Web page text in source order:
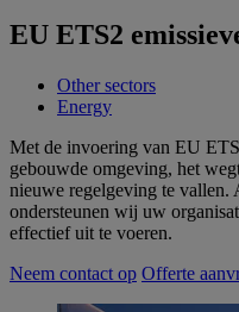
EU ETS2
Other sectors
Energy
Met de invoering van EU
gebouwde omgeving, het
nieuwe regelgeving te
ondersteunen wij uw
effectief uit te voeren.
Neem contact op Offerte